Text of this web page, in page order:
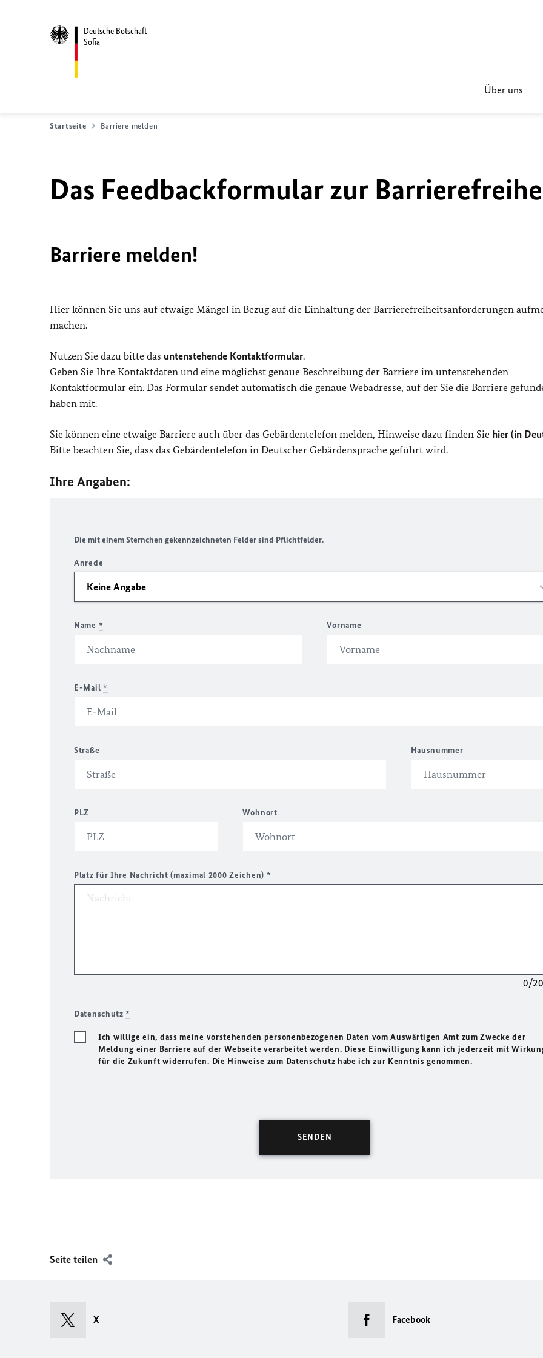
Deutsche Botschaft
Sofia
Über uns
Startseite Barriere melden
Das Feedbackformular zur
Barriere melden!
Hier können Sie uns auf etwaige Mängel in Bezug auf die Einhaltung der Barrierefreiheitsanforderungen
machen.
Nutzen Sie dazu bitte das untenstehende Kontaktformular.
Geben Sie Ihre Kontaktdaten und eine möglichst genaue Beschreibung der Barriere im untenstehenden
Kontaktformular ein. Das Formular sendet automatisch die genaue Webadresse, auf der Sie die Barriere
haben mit.
Sie können eine etwaige Barriere auch über das Gebärdentelefon melden, Hinweise dazu finden Sie hier (in
Bitte beachten Sie, dass das Gebärdentelefon in Deutscher Gebärdensprache geführt wird.
Ihre Angaben:
Die mit einem Sternchen gekennzeichneten Felder sind Pflichtfelder.
Anrede
Name * Vorname
E-Mail *
Straße Hausnummer
PLZ Wohnort
Platz für Ihre Nachricht (maximal 2000 Zeichen) *
0/
Datenschutz*
Ich willige ein, dass meine vorstehenden personenbezogenen Daten vom Auswärtigen Amt zum Zwecke der
Meldung einer Barriere auf der Webseite verarbeitet werden. Diese Einwilligung kann ich jederzeit mit
für die Zukunft widerrufen. Die Hinweise zum Datenschutz habe ich zur Kenntnis genommen.
Seite teilen
X Facebook